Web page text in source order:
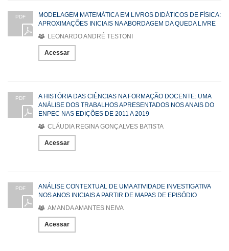
PDF
MODELAGEM MATEMÁTICA EM LIVROS DIDÁTICOS DE FÍSICA:
APROXIMAÇÕES INICIAIS NA ABORDAGEM DA QUEDA LIVRE
LEONARDO ANDRÉ TESTONI
Acessar
PDF
A HISTÓRIA DAS CIÊNCIAS NA FORMAÇÃO DOCENTE: UMA
ANÁLISE DOS TRABALHOS APRESENTADOS NOS ANAIS DO
ENPEC NAS EDIÇÕES DE 2011 A 2019
CLÁUDIA REGINA GONÇALVES BATISTA
Acessar
PDF
ANÁLISE CONTEXTUAL DE UMA ATIVIDADE INVESTIGATIVA
NOS ANOS INICIAIS A PARTIR DE MAPAS DE EPISÓDIO
AMANDA AMANTES NEIVA
Acessar